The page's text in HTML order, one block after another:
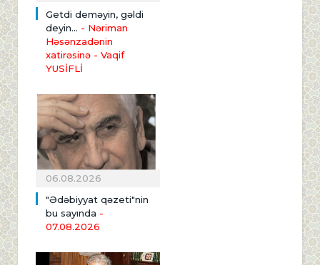
Getdi deməyin, gəldi
deyin... - Nəriman
Həsənzadənin
xatirəsinə - Vaqif
YUSİFLİ
06.08.2026
"Ədəbiyyat qəzeti"nin
bu sayında -
07.08.2026